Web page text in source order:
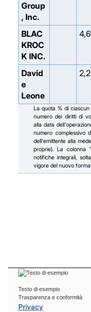
Group
, Inc.
BLAC
KROC
K INC.
David
e
Leone
La quota % di
numero dei diritti di
alla data
numero complessivo
dell'emittente alla
proprie). La colonna
notifiche integrali,
vigore del nuovo
Testo di esempio
Trasparenza e conformità
Privacy